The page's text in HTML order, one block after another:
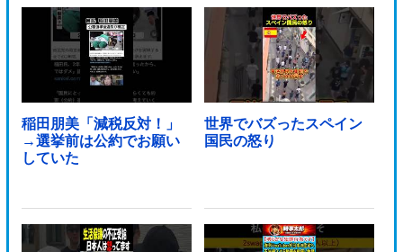
稲田朋美「減税反対！」
→選挙前は公約でお願い
していた
世界でバズったスペイン
国民の怒り